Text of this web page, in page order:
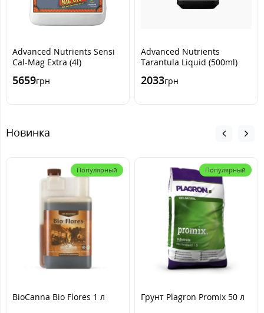
Advanced Nutrients Sensi
Cal-Mag Extra (4l)
5659грн
Advanced Nutrients
Tarantula Liquid (500ml)
2033грн
Новинка
Популярный
BioCanna Bio Flores 1 л
Популярный
Грунт Plagron Promix 50 л